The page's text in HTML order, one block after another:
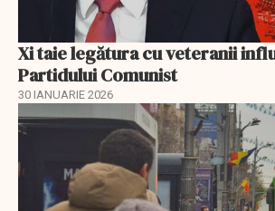
Xi taie legătura cu veteranii
Partidului Comunist
30 IANUARIE 2026